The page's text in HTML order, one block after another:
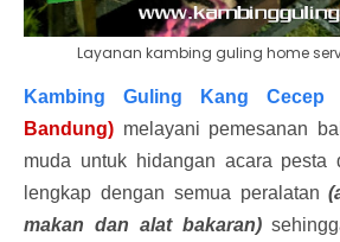
Layanan kambing guling home
Kambing Guling Kang Cecep
Bandung) melayani pemesanan
muda untuk hidangan acara pesta
lengkap dengan semua peralatan
makan dan alat bakaran)